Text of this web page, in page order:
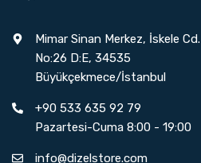
Mimar Sinan Merkez, İskele Cd.
No:26 D:E, 34535
Büyükçekmece/İstanbul
+90 533 635 92 79
Pazartesi-Cuma 8:00 - 19:00
info@dizelstore.com